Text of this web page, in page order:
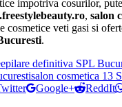
impotriva cosurilor,
, salon
cosmetice veti gasi si
.
epilare definitiva SPL
salon cosmetica 13
Google+ ReddIt